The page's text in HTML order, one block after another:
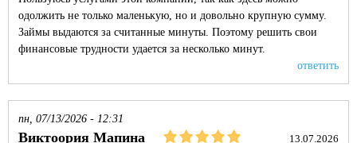
одолжить не только маленькую, но и довольно крупную сумму.
Займы выдаются за считанные минуты. Поэтому решить свои
финансовые трудности удается за несколько минут.
ответить
пн, 07/13/2026 - 12:31
Виктоория Мапина 13.07.2026